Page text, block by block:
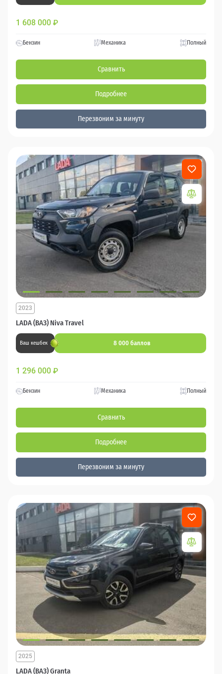
1 608 000 ₽
Бензин Механика Полный
Сравнить
Подробнее
Перезвоним за минуту
LADA (ВАЗ) Niva Travel
2023
Ваш кешбек 8 000 баллов
1 296 000 ₽
Бензин Механика Полный
Сравнить
Подробнее
Перезвоним за минуту
LADA (ВАЗ) Granta
2025